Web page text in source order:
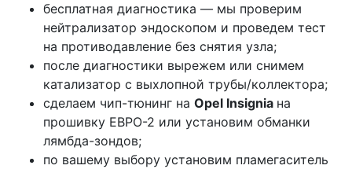
бесплатная диагностика — мы проверим
нейтрализатор эндоскопом и проведем тест
на противодавление без снятия узла;
после диагностики вырежем или снимем
катализатор с выхлопной трубы/коллектора;
сделаем чип-тюнинг на Opel Insignia на
прошивку ЕВРО-2 или установим обманки
лямбда-зондов;
по вашему выбору установим пламегаситель